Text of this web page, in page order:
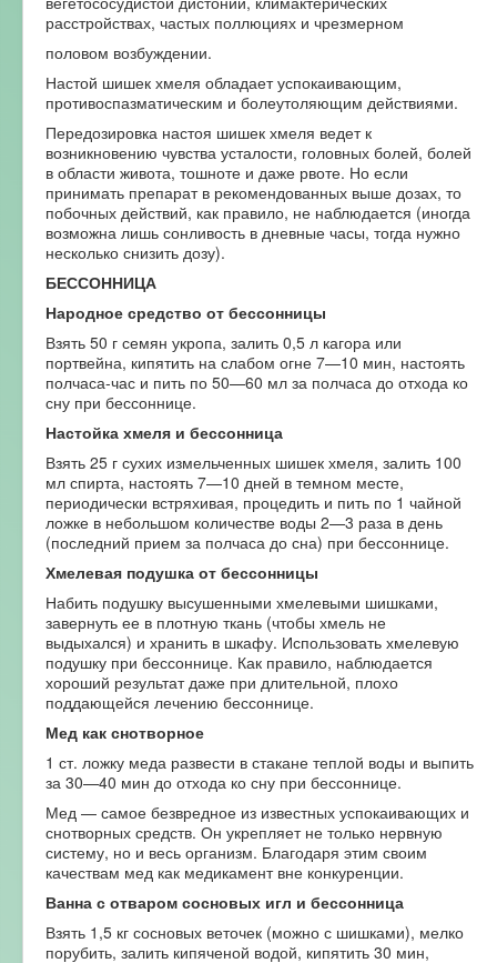
расстройствах, частых поллюциях и чрезмерном
половом возбуждении.
Настой шишек хмеля обладает успокаивающим,
противоспазматическим и болеутоляющим действиями.
Передозировка настоя шишек хмеля ведет к
возникновению чувства усталости, головных болей, болей
в области живота, тошноте и даже рвоте. Но если
принимать препарат в рекомендованных выше дозах, то
побочных действий, как правило, не наблюдается (иногда
возможна лишь сонливость в дневные часы, тогда нужно
несколько снизить дозу).
БЕССОННИЦА
Народное средство от бессонницы
Взять 50 г семян укропа, залить 0,5 л кагора или
портвейна, кипятить на слабом огне 7—10 мин, настоять
полчаса-час и пить по 50—60 мл за полчаса до отхода ко
сну при бессоннице.
Настойка хмеля и бессонница
Взять 25 г сухих измельченных шишек хмеля, залить 100
мл спирта, настоять 7—10 дней в темном месте,
периодически встряхивая, процедить и пить по 1 чайной
ложке в небольшом количестве воды 2—3 раза в день
(последний прием за полчаса до сна) при бессоннице.
Хмелевая подушка от бессонницы
Набить подушку высушенными хмелевыми шишками,
завернуть ее в плотную ткань (чтобы хмель не
выдыхался) и хранить в шкафу. Использовать хмелевую
подушку при бессоннице. Как правило, наблюдается
хороший результат даже при длительной, плохо
поддающейся лечению бессоннице.
Мед как снотворное
1 ст. ложку меда развести в стакане теплой воды и выпить
за 30—40 мин до отхода ко сну при бессоннице.
Мед — самое безвредное из известных успокаивающих и
снотворных средств. Он укрепляет не только нервную
систему, но и весь организм. Благодаря этим своим
качествам мед как медикамент вне конкуренции.
Ванна с отваром сосновых игл и бессонница
Взять 1,5 кг сосновых веточек (можно с шишками), мелко
порубить, залить кипяченой водой, кипятить 30 мин,